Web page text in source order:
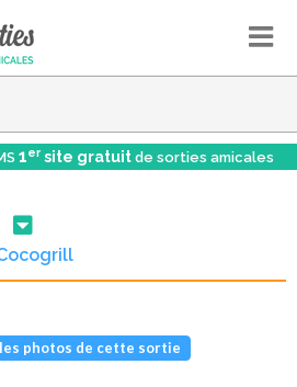
1er site gratuit de sorties amicales
photos de cette sortie